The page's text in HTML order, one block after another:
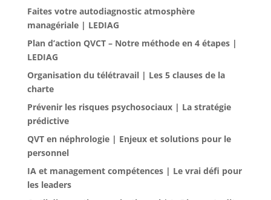
Faites votre autodiagnostic atmosphère
managériale | LEDIAG
Plan d’action QVCT – Notre méthode en 4 étapes |
LEDIAG
Organisation du télétravail | Les 5 clauses de la
charte
Prévenir les risques psychosociaux | La stratégie
prédictive
QVT en néphrologie | Enjeux et solutions pour le
personnel
IA et management compétences | Le vrai défi pour
les leaders